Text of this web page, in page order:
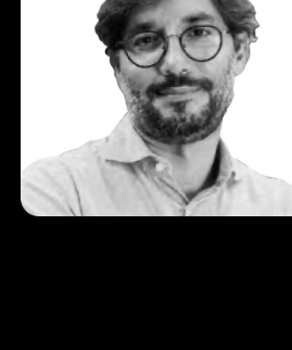
Mauro
Iannizzi
Principal H-Farm
Innovation